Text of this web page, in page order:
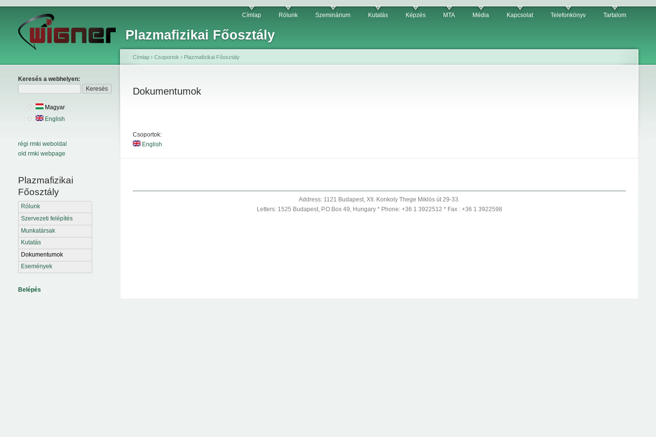
Plazmafizikai Főosztály
Címlap Rólunk Szeminárium Kutatás Képzés MTA Média Kapcsolat Telefonkönyv Tartalom
Keresés a webhelyen:
Magyar
English
régi rmki weboldal
old rmki webpage
Plazmafizikai
Főosztály
Rólunk
Szervezeti felépítés
Munkatársak
Kutatás
Dokumentumok
Események
Belépés
Címlap › Csoportok › Plazmafizikai Főosztály
Dokumentumok
Csoportok:
English
Address: 1121 Budapest, XII. Konkoly Thege Miklós út 29-33.
Letters: 1525 Budapest, P.O.Box 49, Hungary * Phone: +36 1 3922512 * Fax : +36 1 3922598